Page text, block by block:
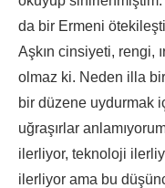
da bir Ermeni
Aşkın cinsiyeti, rengi,
olmaz ki. Neden illa
bir düzene uydurmak
uğraşırlar
ilerliyor, teknoloji
ilerliyor ama bu